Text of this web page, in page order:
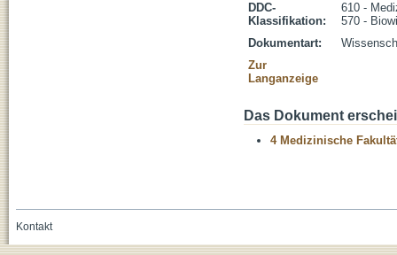
DDC-
Klassifikation:
610 -
570 -
Dokumentart:
Zur
Langanzeige
Das Dokument
4 Medizinische
Kontakt